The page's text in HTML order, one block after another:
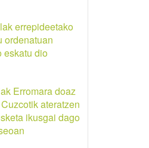
errepideetako
ordenatuan
eskatu dio
Erromara doaz
ateratzen
ikusgai dago